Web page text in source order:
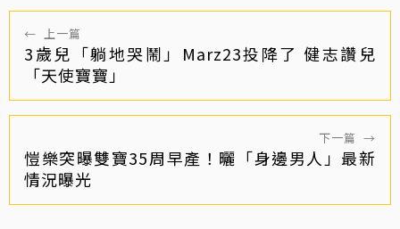
← 上一篇
3歲兒「躺地哭鬧」Marz23投降了 健志讚兒
「天使寶寶」
下一篇 →
愷樂突曝雙寶35周早產！曬「身邊男人」最新
情況曝光